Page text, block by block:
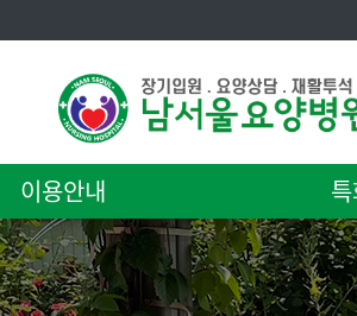
이용안내